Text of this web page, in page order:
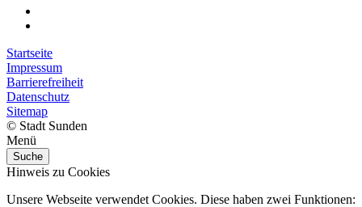
Startseite
Impressum
Barrierefreiheit
Datenschutz
Sitemap
© Stadt Sunden
Menü
Suche
Hinweis zu Cookies
Unsere Webseite verwendet Cookies. Diese haben zwei Funktionen: